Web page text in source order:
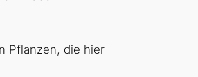
Pflanzen, die hier